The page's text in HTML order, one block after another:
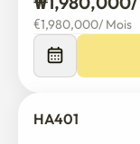
€1,980,000/ Mois
HA401